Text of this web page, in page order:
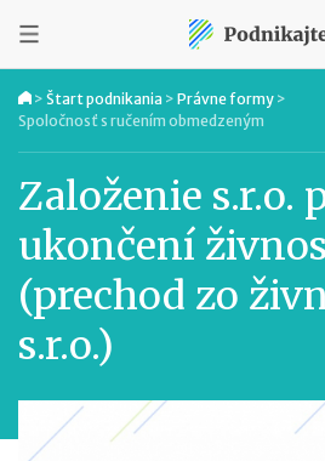
> Štart podnikania > Právne formy >
Spoločnosť s ručením obmedzeným
Založenie s.r.o.
ukončení
(prechod zo
s.r.o.)